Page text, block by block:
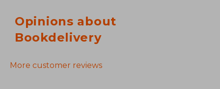
Opinions about
Bookdelivery
More customer reviews